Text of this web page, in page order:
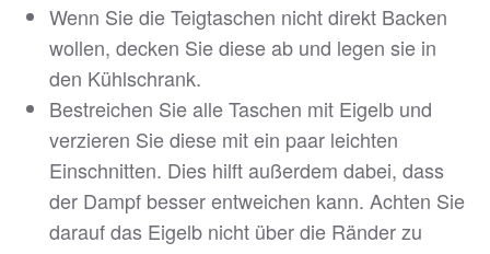
Wenn Sie die Teigtaschen nicht direkt Backen
wollen, decken Sie diese ab und legen sie in
den Kühlschrank.
Bestreichen Sie alle Taschen mit Eigelb und
verzieren Sie diese mit ein paar leichten
Einschnitten. Dies hilft außerdem dabei, dass
der Dampf besser entweichen kann. Achten Sie
darauf das Eigelb nicht über die Ränder zu